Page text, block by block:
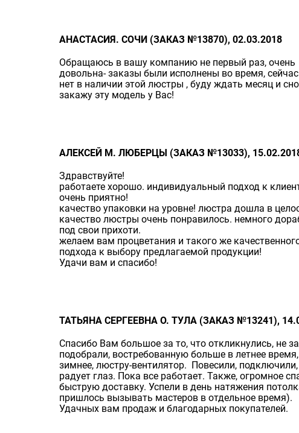
АНАСТАСИЯ. СОЧИ (ЗАКАЗ №13870), 02.03.2018
Обращаюсь в вашу компанию не первый раз, очень
довольна- заказы были исполнены во время,
нет в наличии этой люстры , буду ждать месяц и
закажу эту модель у Вас!
АЛЕКСЕЙ М. ЛЮБЕРЦЫ (ЗАКАЗ №13033),
Здравствуйте!
работаете хорошо. индивидуальный подход к
очень приятно!
качество упаковки на уровне! люстра дошла в
качество люстры очень понравилось. немного
под свои прихоти.
желаем вам процветания и такого же
подхода к выбору предлагаемой продукции!
Удачи вам и спасибо!
ТАТЬЯНА СЕРГЕЕВНА О. ТУЛА (ЗАКАЗ №13241),
Спасибо Вам большое за то, что откликнулись, не
подобрали, востребованную больше в летнее
зимнее, люстру-вентилятор. Повесили,
радует глаз. Пока все работает. Также, огромное
быструю доставку. Успели в день натяжения
пришлось вызывать мастеров в отдельное время).
Удачных вам продаж и благодарных покупателей.